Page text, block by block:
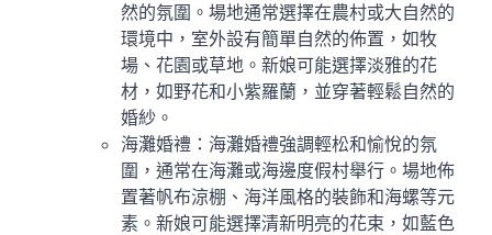
然的氛圍。場地通常選擇在農村或大自然的
環境中，室外設有簡單自然的佈置，如牧
場、花園或草地。新娘可能選擇淡雅的花
材，如野花和小紫羅蘭，並穿著輕鬆自然的
婚紗。
海灘婚禮：海灘婚禮強調輕松和愉悅的氛
圍，通常在海灘或海邊度假村舉行。場地佈
置著帆布涼棚、海洋風格的裝飾和海螺等元
素。新娘可能選擇清新明亮的花束，如藍色